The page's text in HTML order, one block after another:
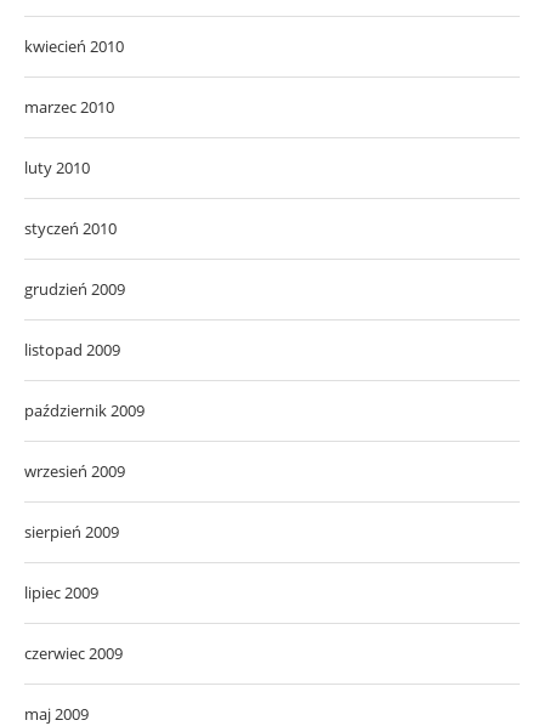
kwiecień 2010
marzec 2010
luty 2010
styczeń 2010
grudzień 2009
listopad 2009
październik 2009
wrzesień 2009
sierpień 2009
lipiec 2009
czerwiec 2009
maj 2009